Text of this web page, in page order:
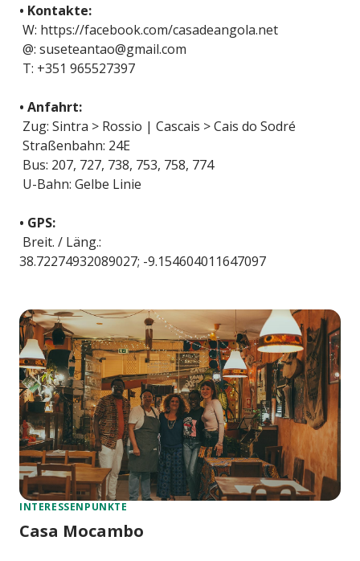
• Kontakte:
W: https://facebook.com/casadeangola.net
@: suseteantao@gmail.com
T: +351 965527397
• Anfahrt:
Zug: Sintra > Rossio | Cascais > Cais do Sodré
Straßenbahn: 24E
Bus: 207, 727, 738, 753, 758, 774
U-Bahn: Gelbe Linie
• GPS:
Breit. / Läng.:
38.72274932089027; -9.154604011647097
INTERESSENPUNKTE
Casa Mocambo